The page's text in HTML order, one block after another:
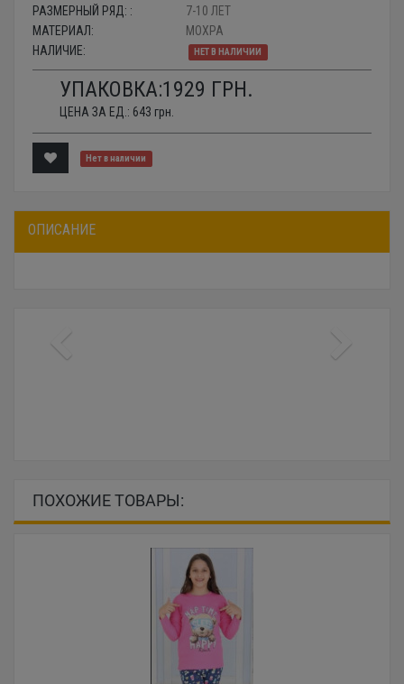
РАЗМЕРНЫЙ РЯД: :
7-10 ЛЕТ
МАТЕРИАЛ:
МОХРА
НАЛИЧИЕ:
НЕТ В НАЛИЧИИ
УПАКОВКА:1929 ГРН.
ЦЕНА ЗА ЕД.: 643 грн.
Нет в наличии
ОПИСАНИЕ
ПОХОЖИЕ ТОВАРЫ: